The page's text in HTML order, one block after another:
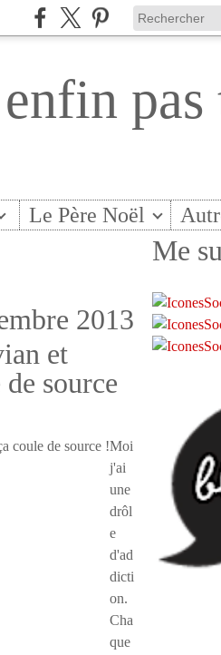
pas
Le Père Noël
2013
et
source
Moi
j'ai
une
drôl
e
d'ad
dicti
on.
Cha
que
Me